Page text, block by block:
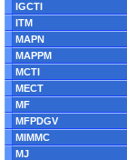
IGCTI
ITM
MAPN
MAPPM
MCTI
MECT
MF
MFPDGV
MIMMC
MJ